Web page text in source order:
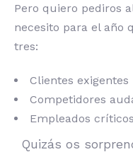
Pero quiero pediros
necesito para el año
tres:
Clientes exigentes
Competidores
Empleados críticos
Quizás os